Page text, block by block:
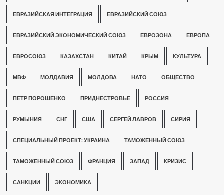
ЕВРАЗИЙСКАЯ ИНТЕГРАЦИЯ ЕВРАЗИЙСКИЙ СОЮЗ
ЕВРАЗИЙСКИЙ ЭКОНОМИЧЕСКИЙ СОЮЗ ЕВРОЗОНА ЕВРОПА
ЕВРОСОЮЗ КАЗАХСТАН КИТАЙ КРЫМ КУЛЬТУРА
МВФ МОЛДАВИЯ МОЛДОВА НАТО ОБЩЕСТВО
ПЕТР ПОРОШЕНКО ПРИДНЕСТРОВЬЕ РОССИЯ
РУМЫНИЯ СНГ США СЕРГЕЙ ЛАВРОВ СИРИЯ
СПЕЦИАЛЬНЫЙ ПРОЕКТ: УКРАИНА ТАМОЖЕННЫЙ СОЮЗ
ТАМОЖЕННЫЙ СОЮЗ ФРАНЦИЯ ЗАПАД КРИЗИС
САНКЦИИ ЭКОНОМИКА